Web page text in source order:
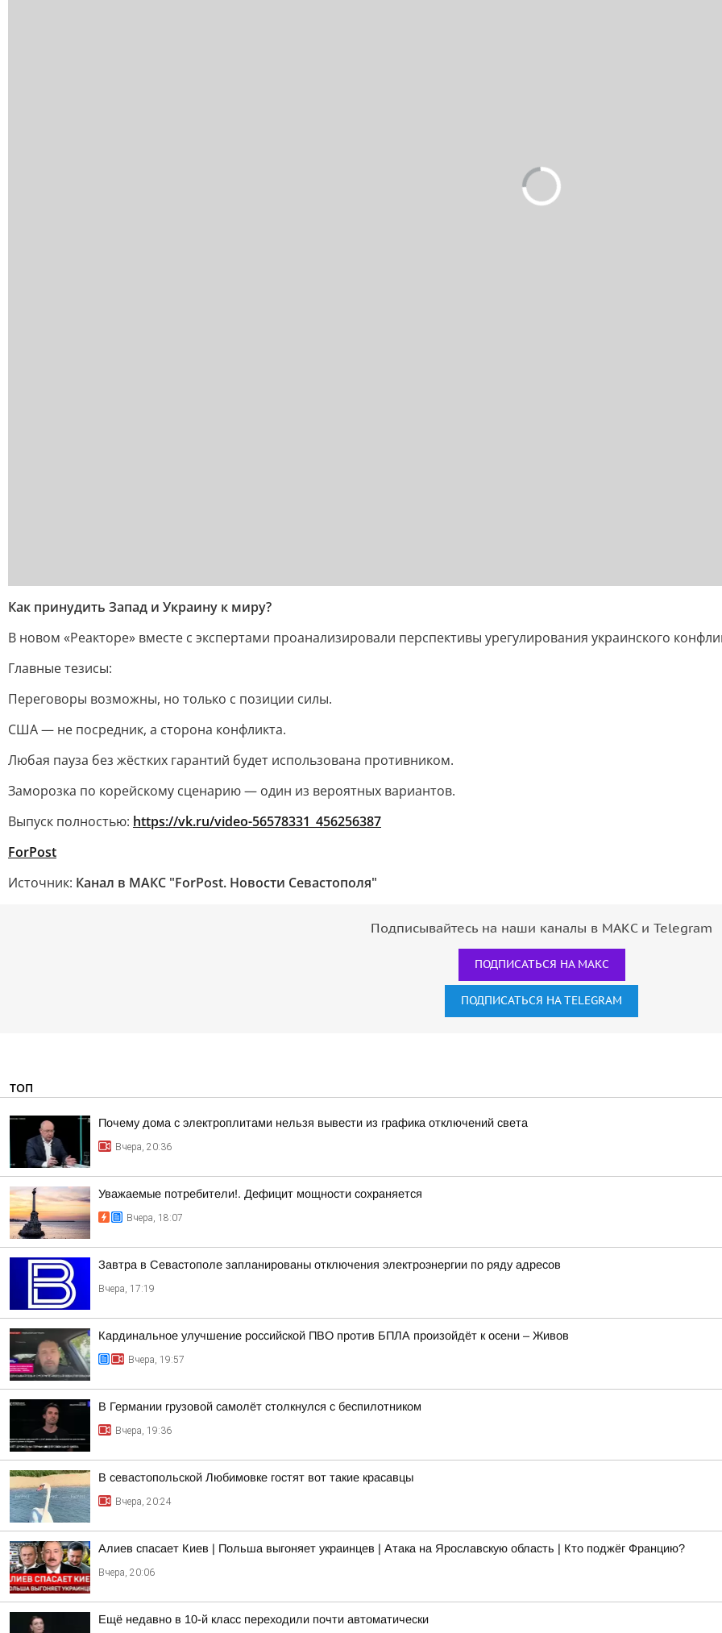
Как принудить Запад и Украину к миру?
В новом «Реакторе» вместе с экспертами проанализировали перспективы урегулирования украинского
Главные тезисы:
Переговоры возможны, но только с позиции силы.
США — не посредник, а сторона конфликта.
Любая пауза без жёстких гарантий будет использована противником.
Заморозка по корейскому сценарию — один из вероятных вариантов.
Выпуск полностью: https://vk.ru/video-56578331_456256387
ForPost
Источник: Канал в МАКС "ForPost. Новости Севастополя"
Подписывайтесь на наши каналы в МАКС и Telegram
ПОДПИСАТЬСЯ НА МАКС
ПОДПИСАТЬСЯ НА TELEGRAM
ТОП
Почему дома с электроплитами нельзя вывести из графика отключений света
Вчера, 20:36
Уважаемые потребители!. Дефицит мощности сохраняется
Вчера, 18:07
Завтра в Севастополе запланированы отключения электроэнергии по ряду адресов
Вчера, 17:19
Кардинальное улучшение российской ПВО против БПЛА произойдёт к осени – Живов
Вчера, 19:57
В Германии грузовой самолёт столкнулся с беспилотником
Вчера, 19:36
В севастопольской Любимовке гостят вот такие красавцы
Вчера, 20:24
Алиев спасает Киев | Польша выгоняет украинцев | Атака на Ярославскую область | Кто поджёг Францию?
Вчера, 20:06
Ещё недавно в 10-й класс переходили почти автоматически